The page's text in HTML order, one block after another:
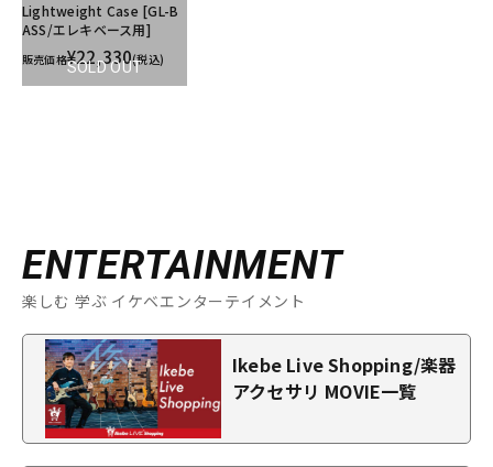
SOLD OUT
Lightweight Case [GL-B
ASS/エレキベース用]
販売価格¥22,330(税込)
ENTERTAINMENT
楽しむ 学ぶ イケベエンターテイメント
Ikebe Live Shopping/楽器
アクセサリ MOVIE一覧